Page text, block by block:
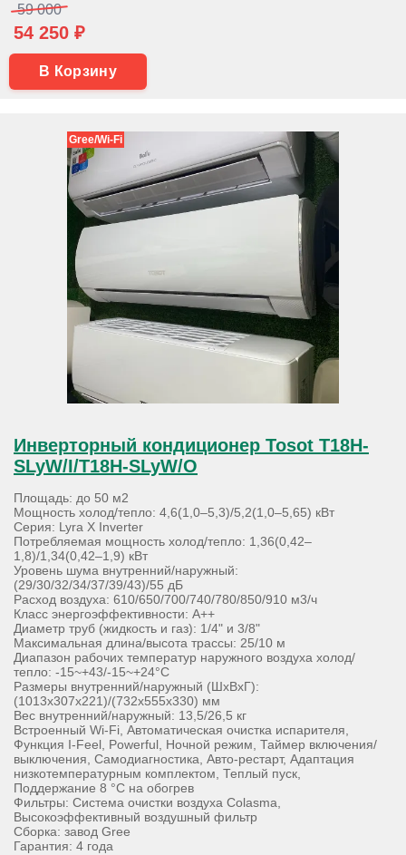
59 000
54 250 ₽
В Корзину
Gree/Wi-Fi
Инверторный кондиционер Tosot T18H-
SLyW/I/T18H-SLyW/O
Площадь: до 50 м2
Мощность холод/тепло: 4,6(1,0–5,3)/5,2(1,0–5,65) кВт
Серия: Lyra X Inverter
Потребляемая мощность холод/тепло: 1,36(0,42–
1,8)/1,34(0,42–1,9) кВт
Уровень шума внутренний/наружный:
(29/30/32/34/37/39/43)/55 дБ
Расход воздуха: 610/650/700/740/780/850/910 м3/ч
Класс энергоэффективности: А++
Диаметр труб (жидкость и газ): 1/4" и 3/8"
Максимальная длина/высота трассы: 25/10 м
Диапазон рабочих температур наружного воздуха холод/
тепло: -15~+43/-15~+24°С
Размеры внутренний/наружный (ШхВхГ):
(1013х307х221)/(732х555х330) мм
Вес внутренний/наружный: 13,5/26,5 кг
Встроенный Wi-Fi, Автоматическая очистка испарителя,
Функция I-Feel, Powerful, Ночной режим, Таймер включения/
выключения, Самодиагностика, Авто-рестарт, Адаптация
низкотемпературным комплектом, Теплый пуск,
Поддержание 8 °С на обогрев
Фильтры: Система очистки воздуха Colasma,
Высокоэффективный воздушный фильтр
Сборка: завод Gree
Гарантия: 4 года